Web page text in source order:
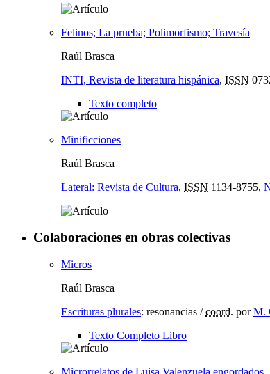
Felinos; La prueba; Polimorfismo; Travesía
Raúl Brasca
INTI, Revista de literatura hispánica, ISSN
Texto completo
Minificciones
Raúl Brasca
Lateral: Revista de Cultura, ISSN 1134-8755,
Colaboraciones en obras colectivas
Micros
Raúl Brasca
Escrituras plurales: resonancias /coord. porM.
Texto Completo Libro